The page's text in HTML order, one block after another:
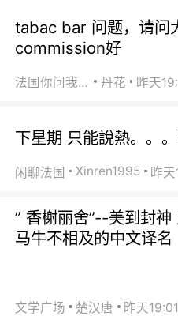
tabac bar 问题，请问
commission好
法国你问我答 丹花 昨天
下星期 只能說熱。。
闲聊法国 Xinren1995 昨
” 香榭丽舍”--美到封神
马牛不相及的中文译名
文学广场 楚汉唐 昨天19:01